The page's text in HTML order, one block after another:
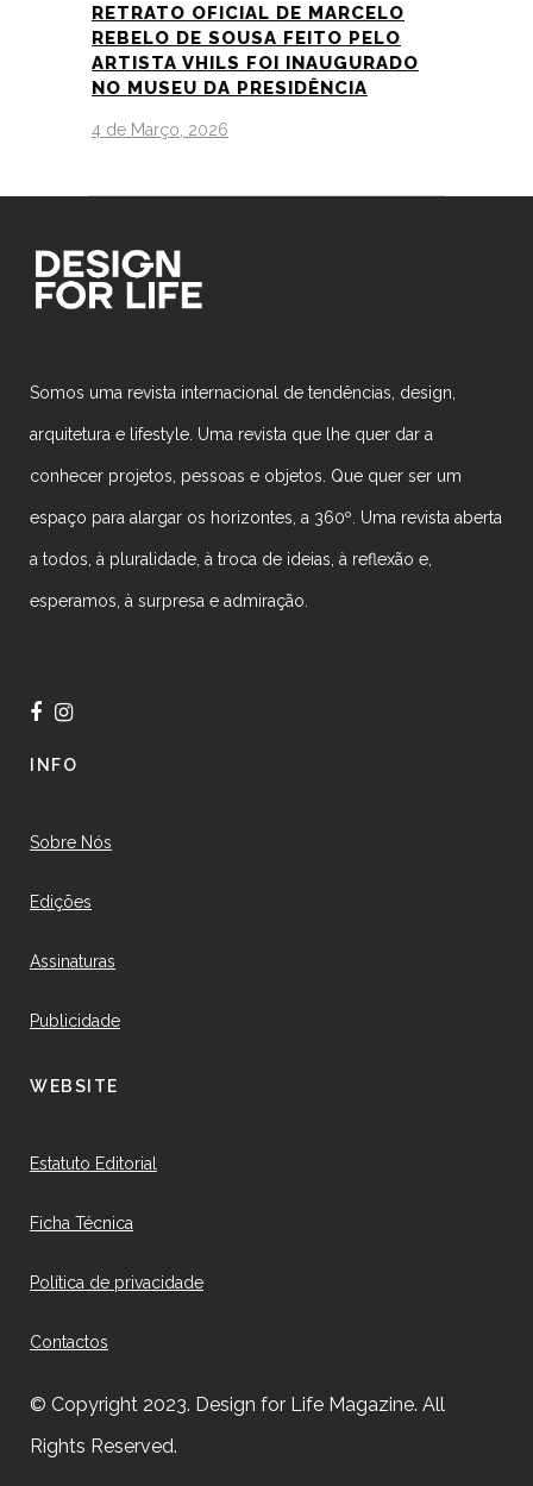
RETRATO OFICIAL DE MARCELO
REBELO DE SOUSA FEITO PELO
ARTISTA VHILS FOI INAUGURADO
NO MUSEU DA PRESIDÊNCIA
4 de Março, 2026
Somos uma revista internacional de tendências, design,
arquitetura e lifestyle. Uma revista que lhe quer dar a
conhecer projetos, pessoas e objetos. Que quer ser um
espaço para alargar os horizontes, a 360º. Uma revista aberta
a todos, à pluralidade, à troca de ideias, à reflexão e,
esperamos, à surpresa e admiração.
INFO
Sobre Nós
Edições
Assinaturas
Publicidade
WEBSITE
Estatuto Editorial
Ficha Técnica
Política de privacidade
Contactos
© Copyright 2023. Design for Life Magazine. All
Rights Reserved.